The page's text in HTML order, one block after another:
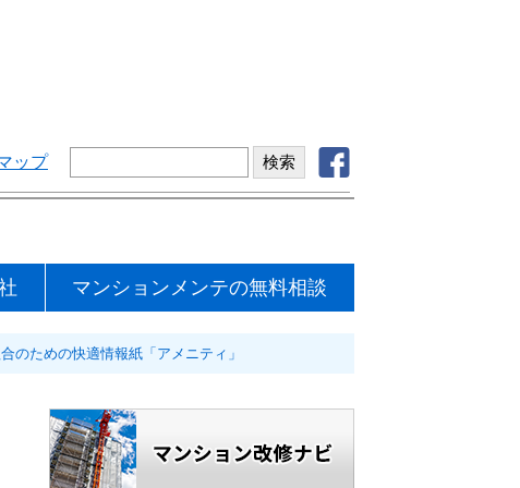
マンションメンテの無料相談
ップ
のための快適情報紙「アメニティ」